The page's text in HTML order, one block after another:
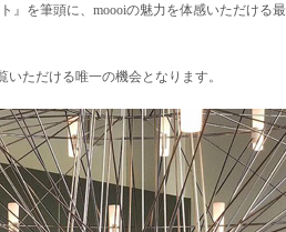
』を筆頭に、moooiの魅力を体感いただける最
ただける唯一の機会となります。